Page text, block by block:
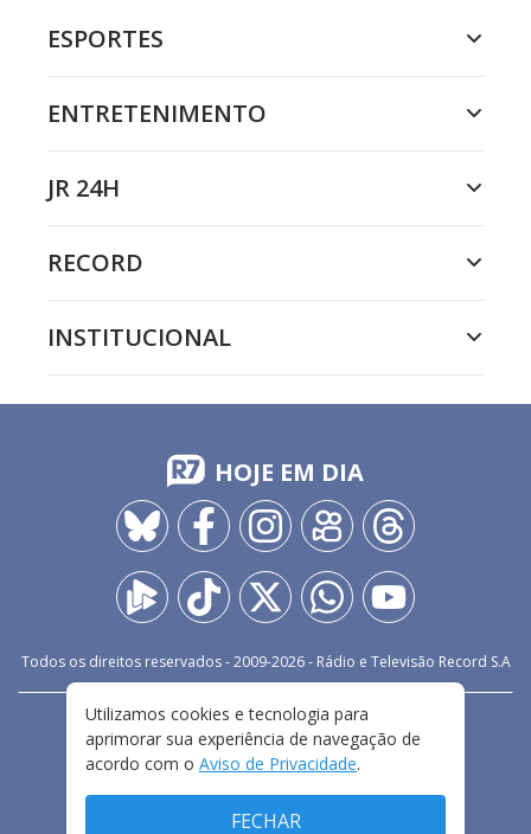
ESPORTES
ENTRETENIMENTO
JR 24H
RECORD
INSTITUCIONAL
HOJE EM DIA
Todos os direitos reservados - 2009-2026- Rádio e Televisão Record S.A
FALE CONOSCO
PRIVACIDADE
TERMOS E CONDIÇÕES DE USO
Utilizamos cookies e tecnologia para
aprimorar sua experiência de navegação de
acordo com o Aviso de Privacidade.
FECHAR